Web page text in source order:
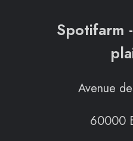
Spotifarm
Avenue
60000